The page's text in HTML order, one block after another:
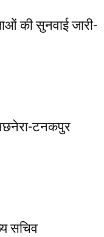
की सुनवाई जारी-
टनकपुर
सचिव